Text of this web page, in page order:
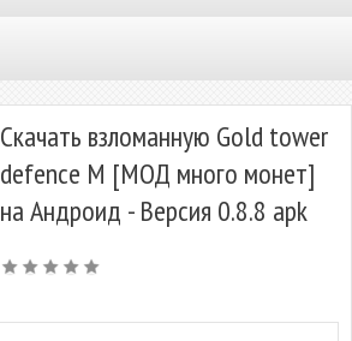
Скачать взломанную Gold tower
defence M [МОД много монет]
на Андроид - Версия 0.8.8 apk